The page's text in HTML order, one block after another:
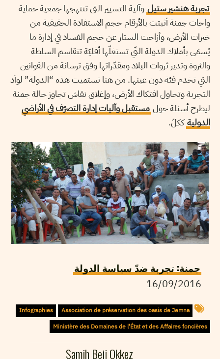
تجربة هنشير ستيل وآلية التسيير التي تنتهجها جمعية حماية
واحات جمنة أثبتت بالأرقام حجم الاستفادة الحقيقية من
خيرات الأرض، وأزاحت الستار عن حجم الفساد في إدارة ما
يُسمّى بأملاك الدولة التّي تستغلّها أقليّة تتقاسم السلطة
والثروة وتدير ثروات البلاد ومقدّراتها وفق ترسانة من القوانين
التي تخدم فئة دون عينها. من هنا تستميت هذه “الدولة” لوأد
التجربة وتحاول افتكاك الأرض، وإغلاق نقاش تجاوز حالة جمنة
ليطرح أسئلة حول مستقبل وآليات إدارة التصرّف في الأراضي
الدوليةككلّ.
جمنة: تجربة ضدّ سياسة الدولة
16/09/2016
Association de préservation des oasis de Jemna
Infographies
Ministère des Domaines de l'État et des Affaires foncières
Samih Beji Okkez